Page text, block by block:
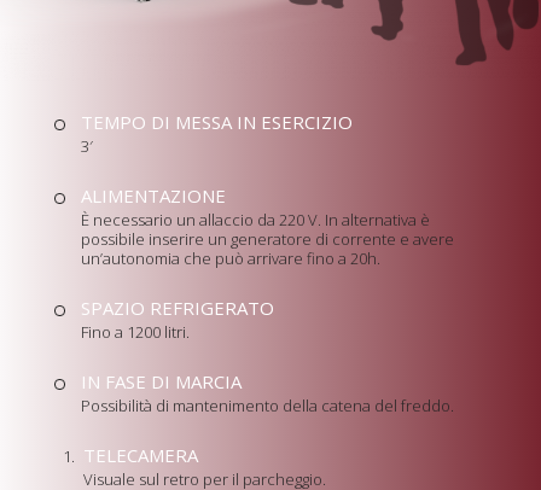
TEMPO DI MESSA IN ESERCIZIO
3′
ALIMENTAZIONE
È necessario un allaccio da 220 V. In alternativa è
possibile inserire un generatore di corrente e avere
un’autonomia che può arrivare fino a 20h.
SPAZIO REFRIGERATO
Fino a 1200 litri.
IN FASE DI MARCIA
Possibilità di mantenimento della catena del freddo.
TELECAMERA
Visuale sul retro per il parcheggio.